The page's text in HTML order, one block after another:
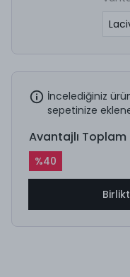
İncelediğiniz
sepetinize
Avantajlı Toplam
%40